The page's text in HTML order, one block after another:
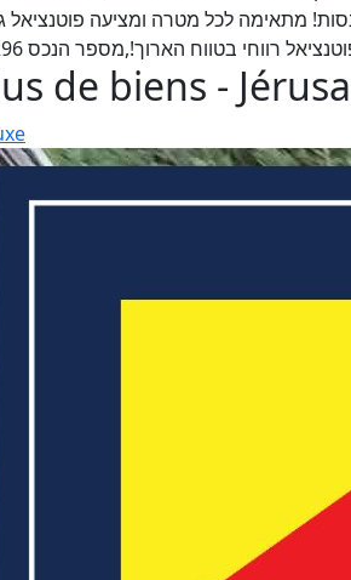
מתאימה לכל מטרה ומציעה פוטנציאל
רווחי בטווח הארוך!,מספר הנכס 13296
de biens -